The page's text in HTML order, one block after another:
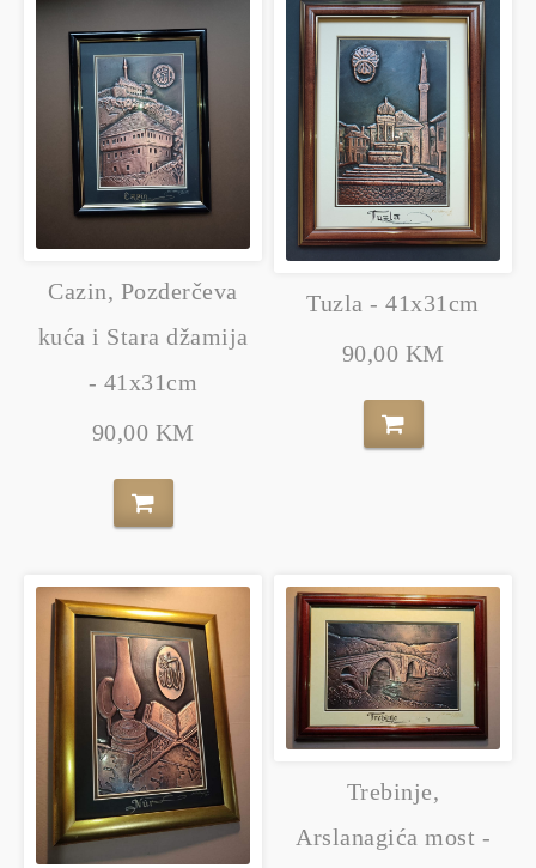
Cazin, Pozderčeva
kuća i Stara džamija
- 41x31cm
90,00 KM
Tuzla - 41x31cm
90,00 KM
Trebinje,
Arslanagića most -